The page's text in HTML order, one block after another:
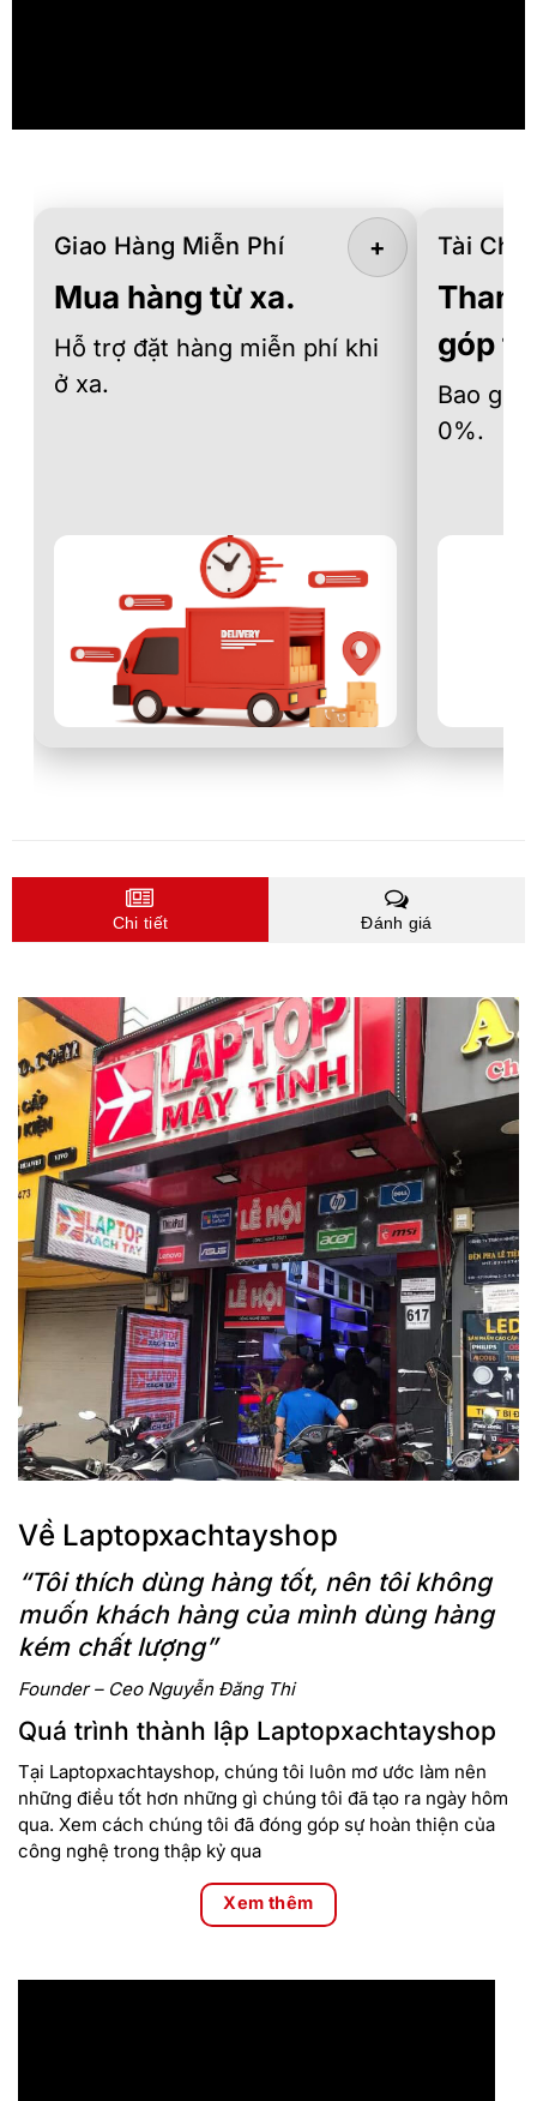
Giao Hàng Miễn Phí
Mua hàng từ xa.
Hỗ trợ đặt hàng miễn phí khi
ở xa.
+ Tài
góp
Bao
0%.
Chi tiết Đánh giá
Về Laptopxachtayshop
“Tôi thích dùng hàng tốt, nên tôi không
muốn khách hàng của mình dùng hàng
kém chất lượng”
Founder – Ceo Nguyễn Đăng Thi
Quá trình thành lập Laptopxachtayshop
Tại Laptopxachtayshop, chúng tôi luôn mơ ước làm nên
những điều tốt hơn những gì chúng tôi đã tạo ra ngày hôm
qua. Xem cách chúng tôi đã đóng góp sự hoàn thiện của
công nghệ trong thập kỷ qua
Xem thêm